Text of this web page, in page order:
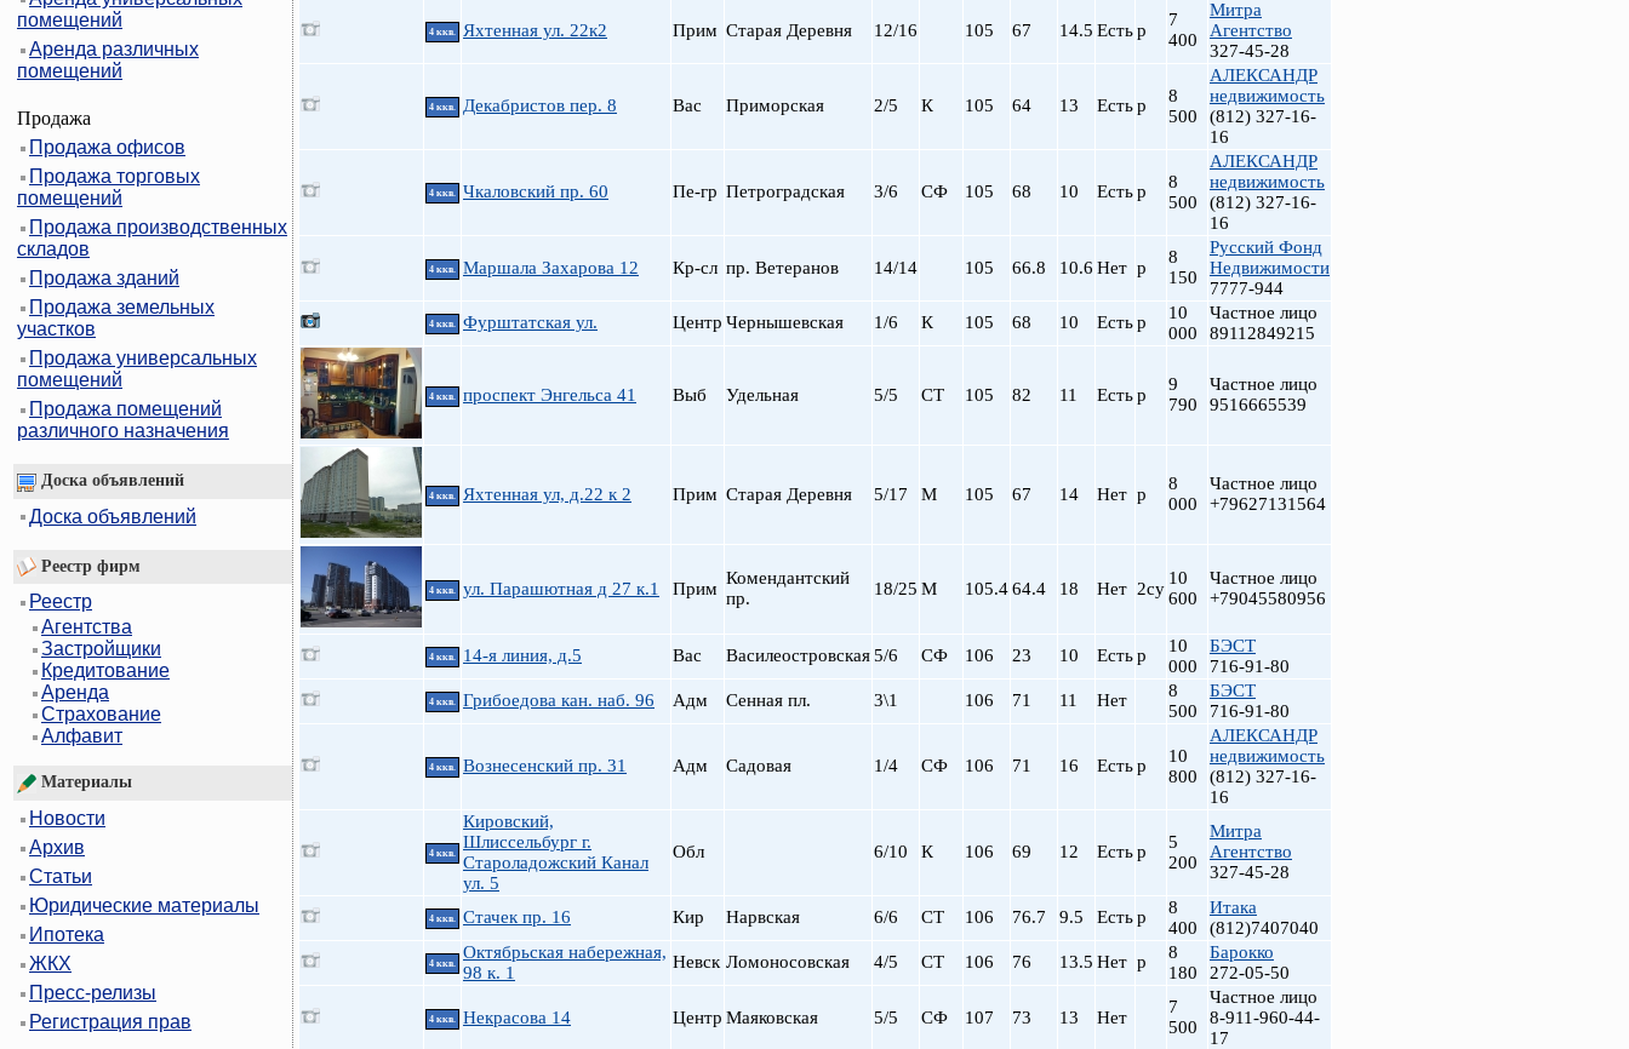
помещений
Аренда различных
помещений
Продажа
Продажа офисов
Продажа торговых
помещений
Продажа производственных
складов
Продажа зданий
Продажа земельных
участков
Продажа универсальных
помещений
Продажа помещений
различного назначения
Доска объявлений
Доска объявлений
Реестр фирм
Реестр
Агентства
Застройщики
Кредитование
Аренда
Страхование
Алфавит
Материалы
Новости
Архив
Статьи
Юридические материалы
Ипотека
ЖКХ
Пресс-релизы
Регистрация прав
Старый фонд (СФ)
Московская
Невский пр.
Обухово
пл. Восстания
пр. Большевиков
Приморская
Садовая
Спортивная
Черная речка
4 ккв. Яхтенная ул. 22к2 Прим Старая Деревня 12/16 105 67 14.5 Естьр
7
400
Митра
Агентство
327-45-28
4 ккв. Декабристов пер. 8 Вас Приморская 2/5 К 105 64 13 Естьр
8
500
АЛЕКСАНДР
недвижимость
(812) 327-16-
16
4 ккв. Чкаловский пр. 60 Пе-гр Петроградская 3/6 СФ 105 68 10 Естьр
8
500
АЛЕКСАНДР
недвижимость
(812) 327-16-
16
4 ккв. Маршала Захарова 12 Кр-сл пр. Ветеранов 14/14 105 66.8 10.6 Нет р
8
150
Русский Фонд
Недвижимости
7777-944
4 ккв. Фурштатская ул. Центр Чернышевская 1/6 К 105 68 10 Естьр
10
000
Частное лицо
89112849215
4 ккв. проспект Энгельса 41 Выб Удельная 5/5 СТ 105 82 11 Естьр
9
790
Частное лицо
9516665539
4 ккв. Яхтенная ул, д.22 к 2 Прим Старая Деревня 5/17 М 105 67 14 Нет р
8
000
Частное лицо
+79627131564
4 ккв. ул. Парашютная д 27 к.1 Прим
Комендантский
пр.
18/25 М 105.464.4 18 Нет 2су
10
600
Частное лицо
+79045580956
4 ккв. 14-я линия, д.5 Вас Василеостровская5/6 СФ 106 23 10 Естьр
10
000
БЭСТ
716-91-80
4 ккв. Грибоедова кан. наб. 96 Адм Сенная пл. 3\1 106 71 11 Нет
8
500
БЭСТ
716-91-80
4 ккв. Вознесенский пр. 31 Адм Садовая 1/4 СФ 106 71 16 Естьр
10
800
АЛЕКСАНДР
недвижимость
(812) 327-16-
16
4 ккв.
Кировский,
Шлиссельбург г.
Староладожский Канал
ул. 5
Обл 6/10 К 106 69 12 Естьр
5
200
Митра
Агентство
327-45-28
4 ккв. Стачек пр. 16 Кир Нарвская 6/6 СТ 106 76.7 9.5 Естьр
8
400
Итака
(812)7407040
4 ккв.
Октябрьская набережная,
98 к. 1
Невск Ломоносовская 4/5 СТ 106 76 13.5 Нет р
8
180
Барокко
272-05-50
4 ккв. Некрасова 14 Центр Маяковская 5/5 СФ 107 73 13 Нет
7
500
Частное лицо
8-911-960-44-
17